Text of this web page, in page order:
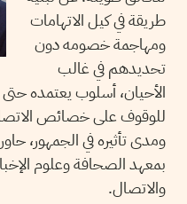
طريقة في كيل الاتهامات
ومهاجمة خصومه دون
تحديدهم في غالب
الأحيان، أسلوب يعتمده حتى
للوقوف على خصائص
ومدى تأثيره في الجمهور،
بمعهد الصحافة وعلوم
والاتصال.